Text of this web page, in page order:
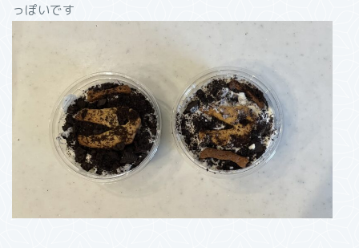
っぽいです